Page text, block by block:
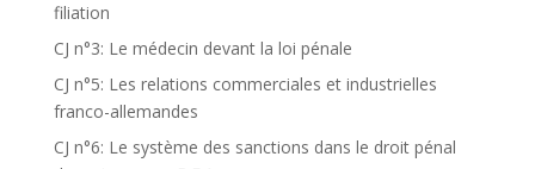
filiation
CJ n°3: Le médecin devant la loi pénale
CJ n°5: Les relations commerciales et industrielles
franco-allemandes
CJ n°6: Le système des sanctions dans le droit pénal